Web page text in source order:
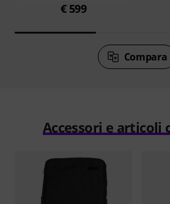
€ 599
Compara
Accessori e articoli